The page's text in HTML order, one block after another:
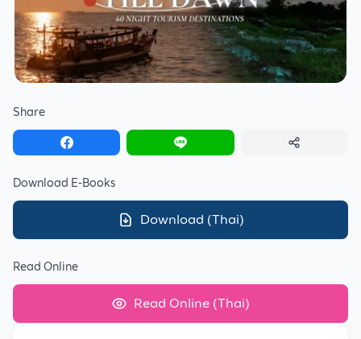
Share
Download E-Books
Download (Thai)
Read Online
Read Online (Thai)